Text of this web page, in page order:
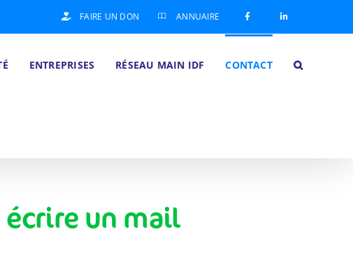
FAIRE UN DON ANNUAIRE
ENTREPRISES RÉSEAU MAIN IDF CONTACT
écrire un mail